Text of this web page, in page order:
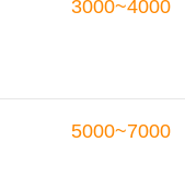
3000~4000
5000~7000